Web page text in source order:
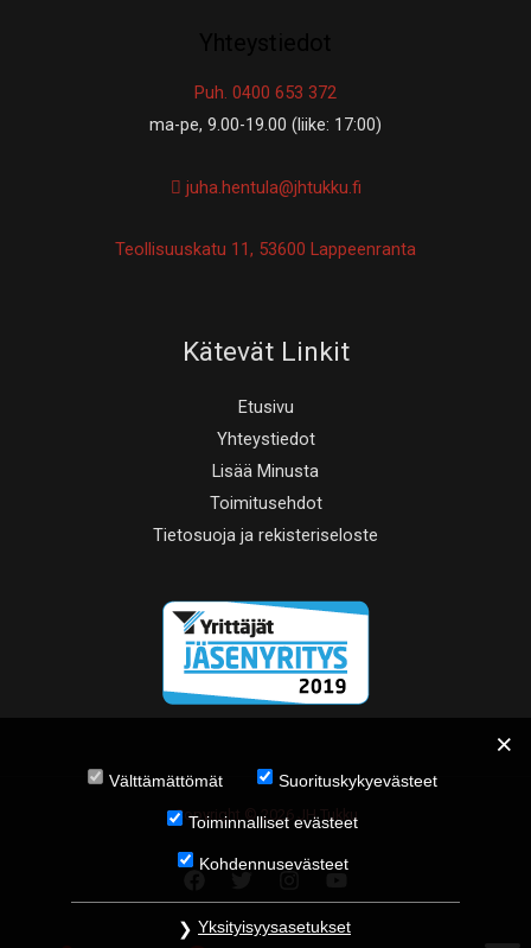
Puh. 0400 653 372
ma-pe, 9.00-19.00 (liike: 17:00)
juha.hentula@jhtukku.fi
Teollisuuskatu 11, 53600 Lappeenranta
Kätevät Linkit
Etusivu
Yhteystiedot
Lisää Minusta
Toimitusehdot
Tietosuoja ja rekisteriseloste
Copyright © 2026 JH Tukku
Välttämättömät Suorituskykyevästeet
Toiminnalliset evästeet
Kohdennusevästeet
Yksityisyysasetukset